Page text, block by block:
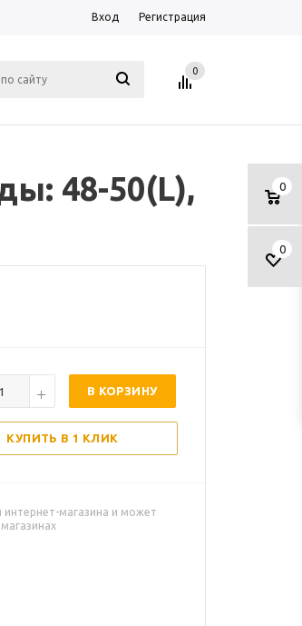
Вход Регистрация
0
0
0
48-50(L),
В КОРЗИНУ
КУПИТЬ В 1 КЛИК
интернет-магазина и может